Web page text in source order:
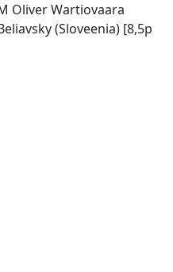
Oliver Wartiovaara
(Sloveenia) [8,5p